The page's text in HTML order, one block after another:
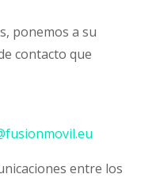
ponemos a su
contacto que
entre los